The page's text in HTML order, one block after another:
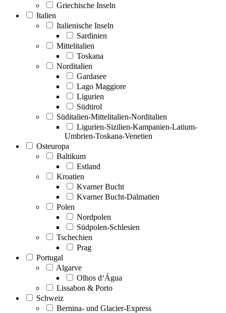
Griechische Inseln
Italien
Italienische Inseln
Sardinien
Mittelitalien
Toskana
Norditalien
Gardasee
Lago Maggiore
Ligurien
Südtirol
Süditalien-Mittelitalien-Norditalien
Ligurien-Sizilien-Kampanien-Latium-
Umbrien-Toskana-Venetien
Osteuropa
Baltikum
Estland
Kroatien
Kvarner Bucht
Kvarner Bucht-Dalmatien
Polen
Nordpolen
Südpolen-Schlesien
Tschechien
Prag
Portugal
Algarve
Olhos d‘Água
Lissabon & Porto
Schweiz
Bernina- und Glacier-Express